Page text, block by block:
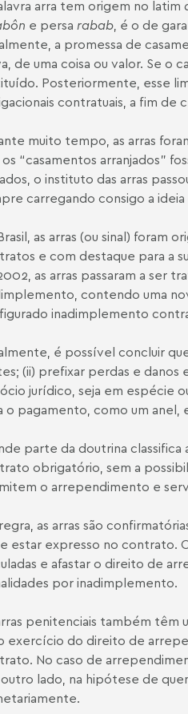
arra tem origem no latim
e persa rabab , é o de
a promessa de
de uma coisa ou valor. Se o
Posteriormente, esse
contratuais, a fim de
muito tempo, as arras
“casamentos arranjados”
o instituto das arras
carregando consigo a
as arras (ou sinal) foram
e com destaque para a
as arras passaram a ser
contendo uma
inadimplemento
é possível concluir
(ii) prefixar perdas e danos
jurídico, seja em espécie
o pagamento, como um
parte da doutrina classifica
obrigatório, sem a
o arrependimento e
as arras são
estar expresso no contrato.
e afastar o direito de
por inadimplemento.
penitenciais também têm
exercício do direito de
No caso de
lado, na hipótese de